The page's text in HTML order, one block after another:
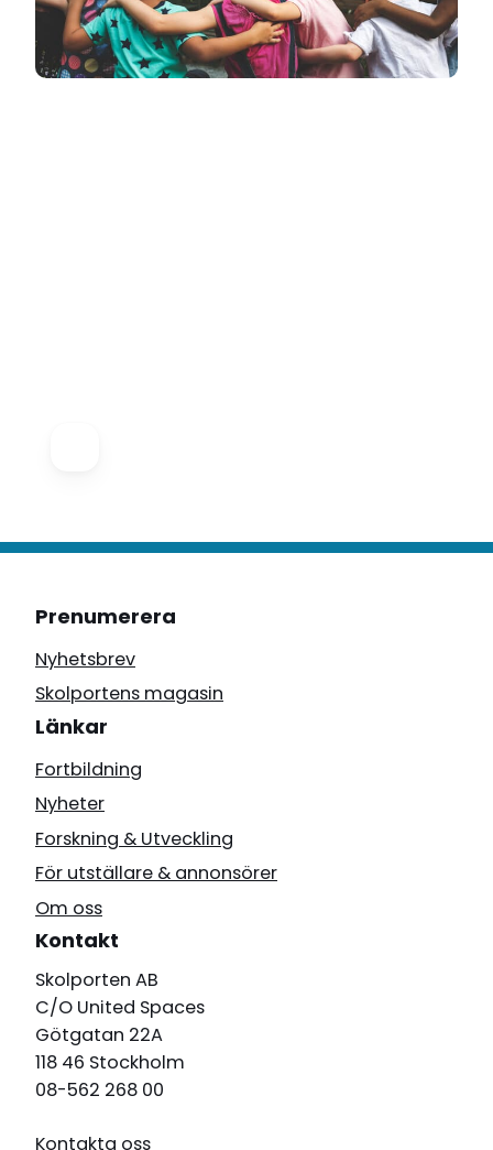
Prenumerera
Nyhetsbrev
Skolportens magasin
Länkar
Fortbildning
Nyheter
Forskning & Utveckling
För utställare & annonsörer
Om oss
Kontakt
Skolporten AB
C/O United Spaces
Götgatan 22A
118 46 Stockholm
08-562 268 00
Kontakta oss